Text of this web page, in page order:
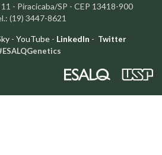
- Piracicaba/SP - CEP 13418-900
(19) 3447-8621
- YouTube - LinkedIn - Twitter